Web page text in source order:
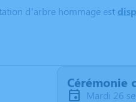
d’arbre hommage est
Cérémonie
mardi 26